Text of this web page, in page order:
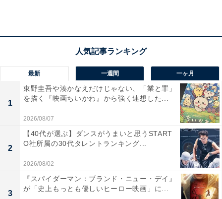
見守る中、ジョインに入った小比類巻は、亜美のいるVR
空間に没入。しかし、空に浮かんだ数字が点滅している
間に屋上から飛び降りるという裏技の存在を知り、連続
飛び降り自殺発生のトリガーに辿り着きます。一方、最
開発者は隆という小学生の男の子でした。彼は転落事故
で全身麻痺になり、ボディハッカージャパン製のブレイ
ン・マシーン・インターフェイスをつけてジョインを完
成。その後に亡くなっていました。隆くんの意識がゲー
最新 一週間 一ヶ月
1
東野圭吾や湊かなえだけじゃない、「業と罪」
を描く『映画ちいかわ』から強く連想した...
2026/08/07
2
【40代が選ぶ】ダンスがうまいと思うSTART
O社所属の30代タレントランキング...
2026/08/02
3
『スパイダーマン：ブランド・ニュー・デイ』
が「史上もっとも優しいヒーロー映画」に...